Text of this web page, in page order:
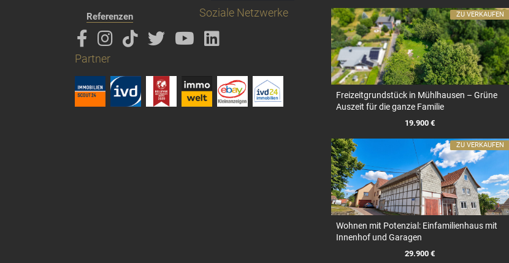
Referenzen Soziale Netzwerke
Partner
Freizeitgrundstück in Mühlhausen – Grüne
Auszeit für die ganze Familie
19.900 €
ZU VERKAUFEN
Wohnen mit Potenzial: Einfamilienhaus mit
Innenhof und Garagen
29.900 €
ZU VERKAUFEN